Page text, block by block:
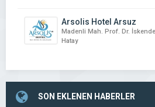
Arsolis Hotel Arsuz
Madenli Mah. Prof. Dr.
Hatay
SON EKLENEN HABERLER